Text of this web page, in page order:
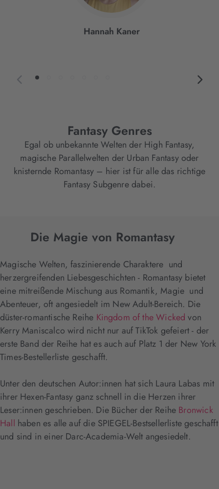
Hannah Kaner
Fantasy Genres
Egal ob unbekannte Welten der High Fantasy,
magische Parallelwelten der Urban Fantasy oder
knisternde Romantasy – hier ist für alle das richtige
Fantasy Subgenre dabei.
Die Magie von Romantasy
Magische Welten, faszinierende Charaktere und
herzergreifenden Liebesgeschichten - Romantasy bietet
eine mitreißende Mischung aus Romantik, Magie und
Abenteuer, oft angesiedelt im New Adult-Bereich. Die
düster-romantische Reihe Kingdom of the Wicked von
Kerry Maniscalco wird nicht nur auf TikTok gefeiert - der
erste Band der Reihe hat es auch auf Platz 1 der New York
Times-Bestellerliste geschafft.
Unter den deutschen Autor:innen hat sich Laura Labas mit
ihrer Hexen-Fantasy ganz schnell in die Herzen ihrer
Leser:innen geschrieben. Die Bücher der Reihe Bronwick
Hall haben es alle auf die SPIEGEL-Bestsellerliste geschafft
und sind in einer Darc-Academia-Welt angesiedelt.